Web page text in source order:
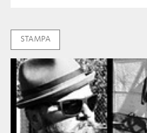
STAMPA